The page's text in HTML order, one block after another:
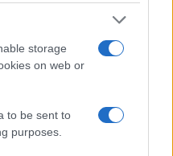
storage
on web or
to be sent to
purposes.
mondo. Essere
colpa; lottare
libertà non
odio di sé.